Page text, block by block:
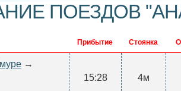
ПОЕЗДОВ
Прибытие Стоянка
→
15:28 4м